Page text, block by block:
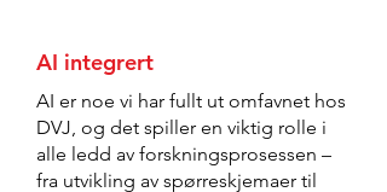
AI integrert
AI er noe vi har fullt ut omfavnet hos
DVJ, og det spiller en viktig rolle i
alle ledd av forskningsprosessen –
fra utvikling av spørreskjemaer til